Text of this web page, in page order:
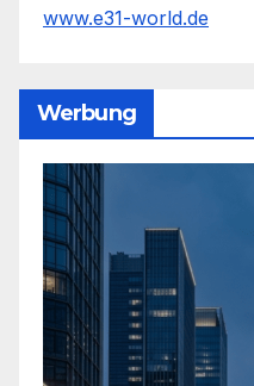
www.e31-world.de
Werbung